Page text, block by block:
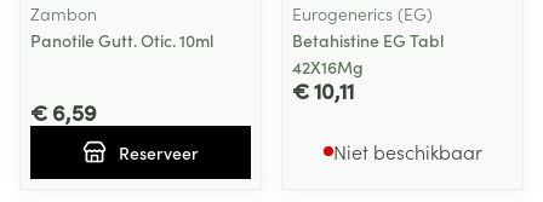
Zambon
Panotile Gutt. Otic. 10ml
€ 6,59
Reserveer
Eurogenerics (EG)
Betahistine EG Tabl
42X16Mg
€ 10,11
Niet beschikbaar